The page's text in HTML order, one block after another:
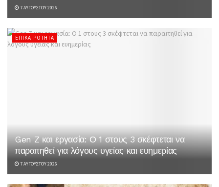
7 ΑΥΓΟΎΣΤΟΥ 2026
ΕΠΙΚΑΙΡΌΤΗΤΑ
Gen Z και εργασία: Ο 1 στους 3 σκέφτεται να
παραιτηθεί για λόγους υγείας και ευημερίας
7 ΑΥΓΟΎΣΤΟΥ 2026